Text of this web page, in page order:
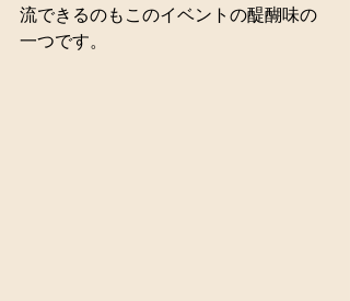
流できるのもこのイベントの醍醐味の
一つです。